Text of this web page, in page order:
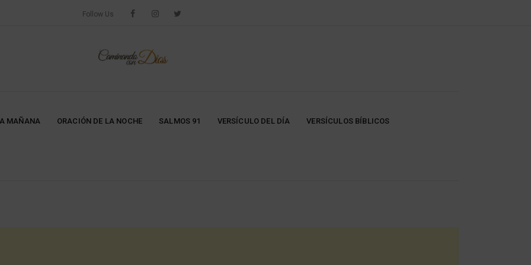
Follow Us
MAÑANA ORACIÓN DE LA NOCHE SALMOS 91 VERSÍCULO DEL DÍA VERSÍCULOS BÍBLICOS